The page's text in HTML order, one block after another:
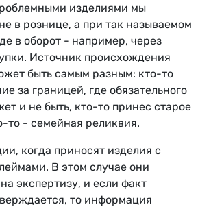
изделиями мы
в рознице, а при так называемом
в оборот - например, через
Источник происхождения
быть самым разным: кто-то
за границей, где обязательного
и не быть, кто-то принес старое
то - семейная реликвия.
когда приносят изделия с
В этом случае они
экспертизу, и если факт
то информация